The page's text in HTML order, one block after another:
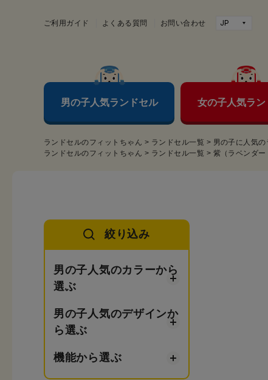
ご利用ガイド よくある質問 お問い合わせ
男の子人気ランドセル 女の子人気ラン
ランドセルのフィットちゃん > ランドセル一覧 > 男の子に人気
ランドセルのフィットちゃん > ランドセル一覧 > 紫（ラベンダ
絞り込み
男の子人気のカラーから
選ぶ
男の子人気のデザインか
ら選ぶ
機能から選ぶ